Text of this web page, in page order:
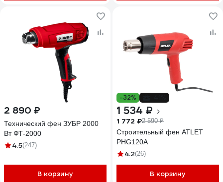
2 890 ₽
Технический фен ЗУБР 2000
Вт ФТ-2000
4.5(247)
В корзину
-32%
1 534 ₽
1 772 ₽2 590 ₽
Строительный фен ATLET
PHG120A
4.2(26)
В корзину